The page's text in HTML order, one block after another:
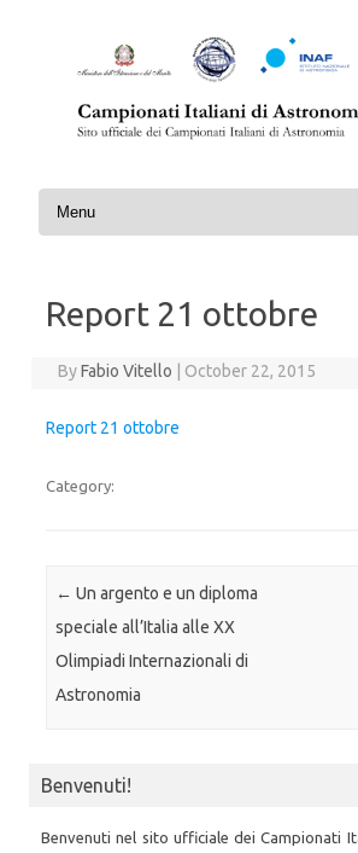
Skip to content
Report 21 ottobre
ByFabio Vitello October 22, 2015
Report 21 ottobre
Category:
Post navigation
← Un argento e un diploma
speciale all’Italia alle XX
Olimpiadi Internazionali di
Astronomia
Benvenuti!
Benvenuti nel sito ufficiale dei Campionati